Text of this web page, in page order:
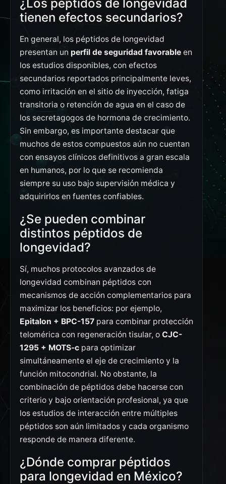
¿Los péptidos de longevidad
tienen efectos secundarios?
En general, los péptidos de longevidad
presentan un perfil de seguridad favorable en
los estudios disponibles, con efectos
secundarios reportados principalmente leves,
como irritación en el sitio de inyección, fatiga
transitoria o retención de agua en el caso de
los secretagogos de hormona de crecimiento.
Sin embargo, es importante destacar que
muchos de estos compuestos aún no cuentan
con ensayos clínicos definitivos a gran escala
en humanos, por lo que se recomienda
siempre su uso bajo supervisión médica y
adquirirlos en fuentes confiables.
¿Se pueden combinar
distintos péptidos de
longevidad?
Sí, muchos protocolos avanzados de
longevidad combinan péptidos con
mecanismos de acción complementarios para
maximizar los beneficios: por ejemplo,
Epitalon + BPC-157 para combinar protección
telomérica con regeneración tisular, o CJC-
1295 + MOTS-c para optimizar
simultáneamente el eje de crecimiento y la
función mitocondrial. No obstante, la
combinación de péptidos debe hacerse con
criterio y bajo orientación profesional, ya que
los estudios de interacción entre múltiples
péptidos son aún limitados y cada organismo
responde de manera diferente.
¿Dónde comprar péptidos
para longevidad en México?